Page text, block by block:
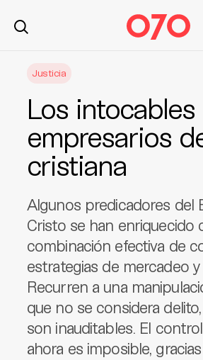
Justicia
Los intocables
empresarios
cristiana
Algunos predicadores del
Cristo se han enriquecido
combinación efectiva de
estrategias de mercadeo y
Recurren a una
que no se considera
son inauditables. El
ahora es imposible,